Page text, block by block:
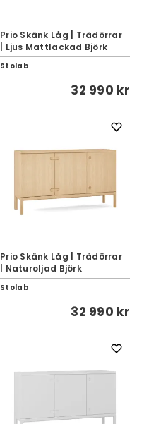
Prio Skänk Låg | Trädörrar
| Ljus Mattlackad Björk
Stolab
32 990 kr
Prio Skänk Låg | Trädörrar
| Naturoljad Björk
Stolab
32 990 kr